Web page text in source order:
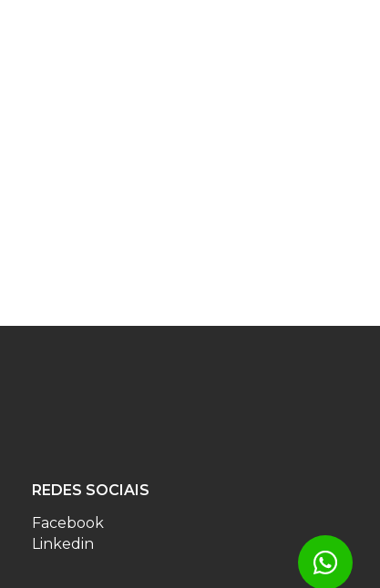
REDES SOCIAIS
Facebook
Linkedin